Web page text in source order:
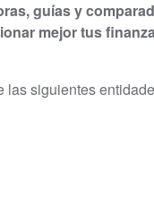
guías y
mejor tus
las siguientes